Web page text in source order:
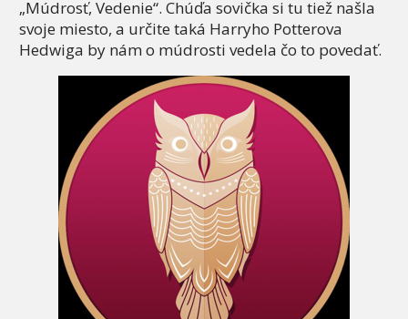
„Múdrosť, Vedenie“. Chúďa sovička si tu tiež našla
svoje miesto, a určite taká Harryho Potterova
Hedwiga by nám o múdrosti vedela čo to povedať.